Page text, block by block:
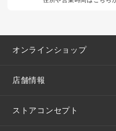
オンラインショップ
店舗情報
ストアコンセプト